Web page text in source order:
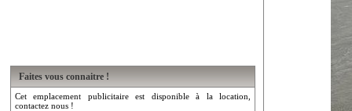
Faites vous connaitre !
Cet emplacement publicitaire est disponible à la location,
contactez nous !